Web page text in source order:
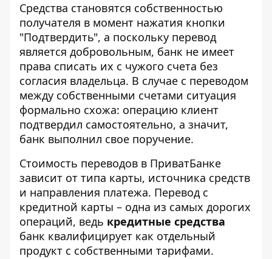
Средства становятся собственностью
получателя в момент нажатия кнопки
"Подтвердить", а поскольку перевод
является добровольным, банк не имеет
права списать их с чужого счета без
согласия владельца. В случае с переводом
между собственными счетами ситуация
формально схожа: операцию клиент
подтвердил самостоятельно, а значит,
банк выполнил свое поручение.
Стоимость переводов в ПриватБанке
зависит от типа карты, источника средств
и направления платежа. Перевод с
кредитной карты – одна из самых дорогих
операций, ведь кредитные средства
банк квалифицирует как отдельный
продукт с собственными тарифами.